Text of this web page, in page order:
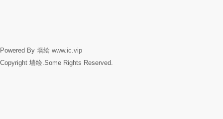
Powered By 墙绘 www.ic.vip
Copyright 墙绘.Some Rights Reserved.